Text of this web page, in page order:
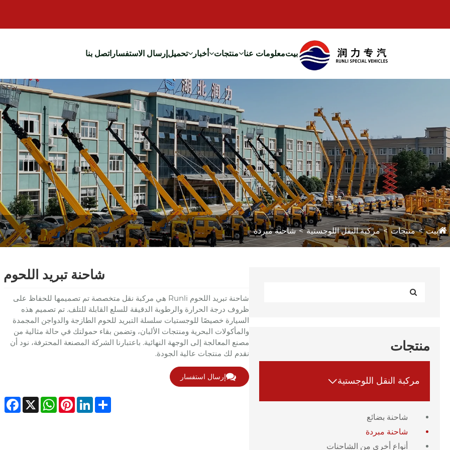
بيتمعلومات عنا منتجات أخبار تحميلإرسال الاستفسار اتصل بنا
بيت منتجات مركبة النقل اللوجستية شاحنة مبردة
منتجات
مركبة النقل اللوجستية
شاحنة بضائع
شاحنة مبردة
أنواع أخرى من الشاحنات
شاحنة تبريد اللحوم
شاحنة تبريد اللحوم Runli هي مركبة نقل متخصصة تم تصميمها للحفاظ على
ظروف درجة الحرارة والرطوبة الدقيقة للسلع القابلة للتلف. تم تصميم هذه
السيارة خصيصًا للوجستيات سلسلة التبريد للحوم الطازجة والدواجن المجمدة
والمأكولات البحرية ومنتجات الألبان، وتضمن بقاء حمولتك في حالة مثالية من
مصنع المعالجة إلى الوجهة النهائية. باعتبارنا الشركة المصنعة المحترفة، نود أن
نقدم لك منتجات عالية الجودة.
إرسال استفسار
X
WhatsAppPinterestLinkedInShare